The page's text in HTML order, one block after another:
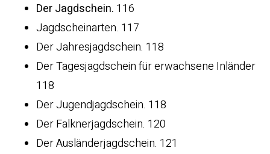
Der Jagdschein. 116
Jagdscheinarten. 117
Der Jahresjagdschein. 118
Der Tagesjagdschein für erwachsene Inländer
118
Der Jugendjagdschein. 118
Der Falknerjagdschein. 120
Der Ausländerjagdschein. 121